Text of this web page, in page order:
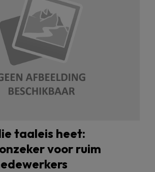
taaleis heet:
voor ruim